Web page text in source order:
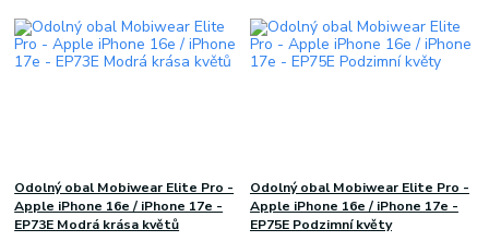
Odolný obal Mobiwear Elite Pro -
Apple iPhone 16e / iPhone 17e -
EP73E Modrá krása květů
Odolný obal Mobiwear Elite Pro -
Apple iPhone 16e / iPhone 17e -
EP75E Podzimní květy